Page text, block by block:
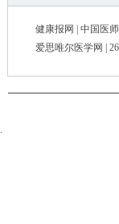
健康报网 中国医
爱思唯尔医学网
.